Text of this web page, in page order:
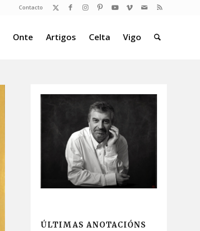
Contacto
Onte Artigos Celta Vigo
ÚLTIMAS ANOTACIÓNS